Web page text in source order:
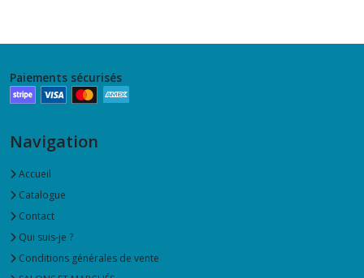
(2)
Panneau
Jersey
150
(7)
Paiements sécurisés
Navigation
Accueil
Catalogue
Contact
Qui suis-je ?
Conditions générales de vente